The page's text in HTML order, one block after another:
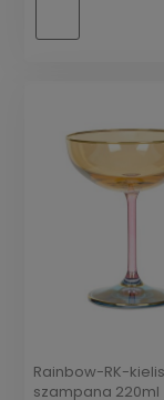
Rainbow-RK-
szampana 220ml